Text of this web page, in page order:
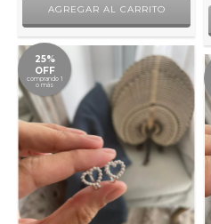
AGREGAR AL CARRITO
25%
OFF
comprando 1
o más